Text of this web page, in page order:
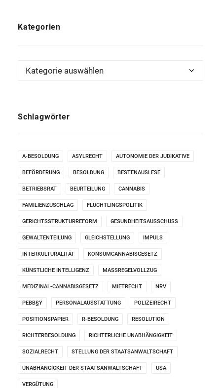
Kategorien
Kategorien
Schlagwörter
A-BESOLDUNG ASYLRECHT AUTONOMIE DER JUDIKATIVE
BEFÖRDERUNG BESOLDUNG BESTENAUSLESE
BETRIEBSRAT BEURTEILUNG CANNABIS
FAMILIENZUSCHLAG FLÜCHTLINGSPOLITIK
GERICHTSSTRUKTURREFORM GESUNDHEITSAUSSCHUSS
GEWALTENTEILUNG GLEICHSTELLUNG IMPULS
INTERKULTURALITÄT KONSUMCANNABISGESETZ
KÜNSTLICHE INTELLIGENZ MASSREGELVOLLZUG
MEDIZINAL-CANNABISGESETZ MIETRECHT NRV
PEBB§Y PERSONALAUSSTATTUNG POLIZEIRECHT
POSITIONSPAPIER R-BESOLDUNG RESOLUTION
RICHTERBESOLDUNG RICHTERLICHE UNABHÄNGIGKEIT
SOZIALRECHT STELLUNG DER STAATSANWALTSCHAFT
UNABHÄNGIGKEIT DER STAATSANWALTSCHAFT USA
VERGÜTUNG